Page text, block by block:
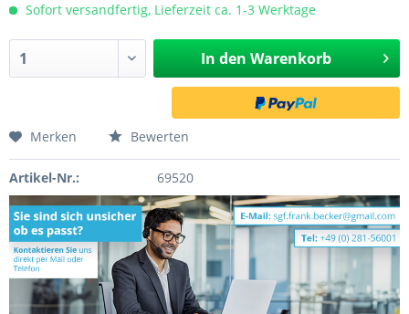
Sofort versandfertig, Lieferzeit ca. 1-3 Werktage
In den Warenkorb
Merken Bewerten
Artikel-Nr.: 69520